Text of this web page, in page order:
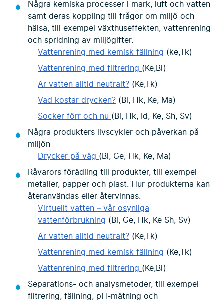
Några kemiska processer i mark, luft och vatten
samt deras koppling till frågor om miljö och
hälsa, till exempel växthuseffekten, vattenrening
och spridning av miljögifter.
Vattenrening med kemisk fällning (ke,Tk)
Vattenrening med filtrering (Ke,Bi)
Är vatten alltid neutralt? (Ke,Tk)
Vad kostar drycken? (Bi, Hk, Ke, Ma)
Socker förr och nu (Bi, Hk, Id, Ke, Sh, Sv)
Några produkters livscykler och påverkan på
miljön
Drycker på väg (Bi, Ge, Hk, Ke, Ma)
Råvarors förädling till produkter, till exempel
metaller, papper och plast. Hur produkterna kan
återanvändas eller återvinnas.
Virtuellt vatten – vår osynliga
vattenförbrukning (Bi, Ge, Hk, Ke Sh, Sv)
Är vatten alltid neutralt? (Ke,Tk)
Vattenrening med kemisk fällning (Ke,Tk)
Vattenrening med filtrering (Ke,Bi)
Separations- och analysmetoder, till exempel
filtrering, fällning, pH-mätning och